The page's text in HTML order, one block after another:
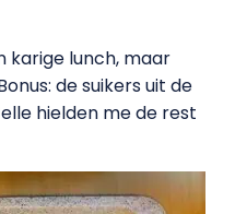
karige lunch, maar
de suikers uit de
hielden me de rest